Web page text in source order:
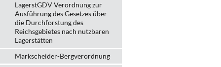
LagerstGDV Verordnung zur
Ausführung des Gesetzes über
die Durchforstung des
Reichsgebietes nach nutzbaren
Lagerstätten
Markscheider-Bergverordnung